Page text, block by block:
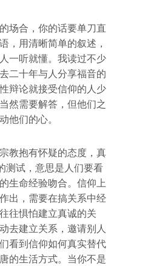
场合，你的话要单刀直
，用清晰简单的叙述，
一听就懂。我读过不少
二十年与人分享福音的
辩论就接受信仰的人少
然需要解答，但他们之
他们的心。
教抱有怀疑的态度，真
测试，意思是人们要看
生命经验吻合。信仰上
出，需要在搞关系中经
往惧怕建立真诚的关
去建立关系，邀请别人
看到信仰如何真实替代
的生活方式。当你不是